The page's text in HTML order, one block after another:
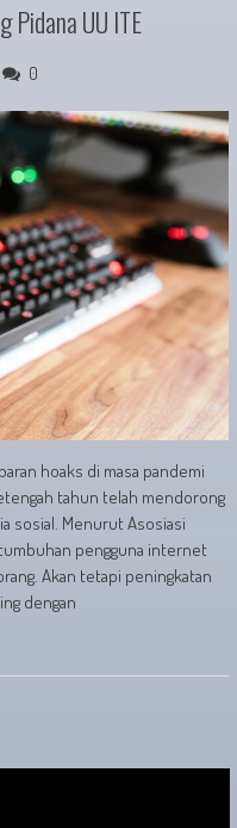
Pidana UU ITE
0
hoaks di masa pandemi
tahun telah mendorong
sosial. Menurut Asosiasi
pengguna internet
Akan tetapi peningkatan
dengan